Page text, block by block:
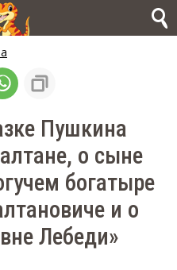
Пушкина
о сыне
богатыре
и о
Лебеди»